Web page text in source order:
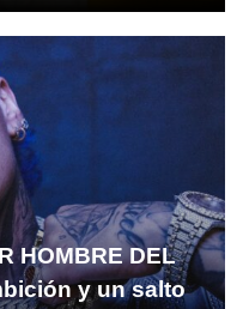
HOMBRE DEL
y un salto